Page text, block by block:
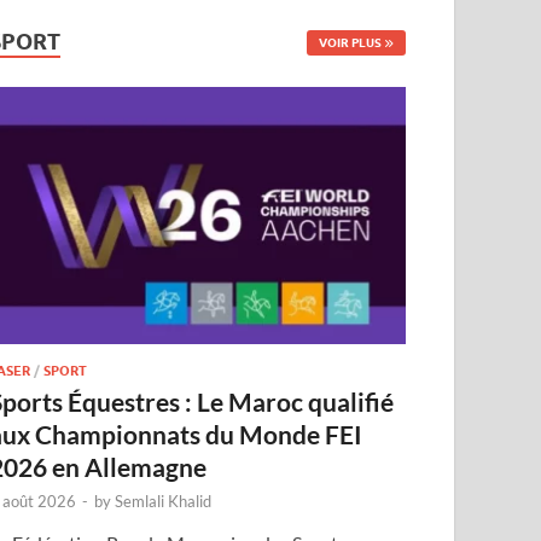
VOIR PLUS
/SPORT
Équestres : Le Maroc qualifié
Championnats du Monde FEI
en Allemagne
2026 - bySemlali Khalid